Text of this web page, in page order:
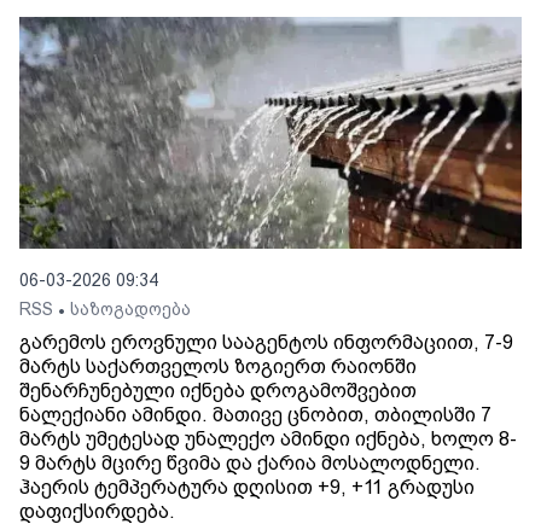
06-03-2026 09:34
RSS • საზოგადოება
გარემოს ეროვნული სააგენტოს ინფორმაციით, 7-9
მარტს საქართველოს ზოგიერთ რაიონში
შენარჩუნებული იქნება დროგამოშვებით
ნალექიანი ამინდი. მათივე ცნობით, თბილისში 7
მარტს უმეტესად უნალექო ამინდი იქნება, ხოლო 8-
9 მარტს მცირე წვიმა და ქარია მოსალოდნელი.
ჰაერის ტემპერატურა დღისით +9, +11 გრადუსი
დაფიქსირდება.